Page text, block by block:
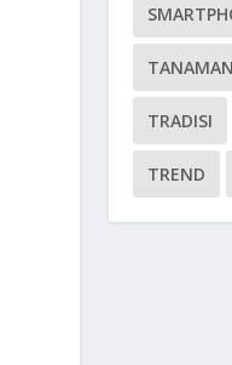
TANAMAN
TRADISI
TREND